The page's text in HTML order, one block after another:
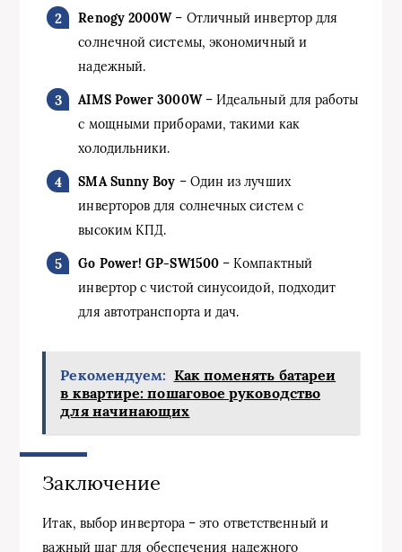
Renogy 2000W– Отличный инвертор для
солнечной системы, экономичный и
надежный.
AIMS Power 3000W– Идеальный для работы
с мощными приборами, такими как
холодильники.
SMA Sunny Boy – Один из лучших
инверторов для солнечных систем с
высоким КПД.
Go Power! GP-SW1500– Компактный
инвертор с чистой синусоидой, подходит
для автотранспорта и дач.
Рекомендуем: Как поменять батареи
в квартире: пошаговое руководство
для начинающих
Заключение
Итак, выбор инвертора – это ответственный и
важный шаг для обеспечения надежного